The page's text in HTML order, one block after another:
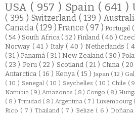
USA ( 957 ) Spain ( 641 )
( 395 ) Switzerland ( 139 )
Canada ( 129 )France ( 97 )Portugal
( 54 ) South Africa ( 52 )Finland ( 46 )
Norway ( 41 ) Italy ( 40 ) Netherlands (
( 31 )Panamá ( 31 ) New Zealand ( 30 )
( 23 ) Peru ( 22 ) Scotland ( 21 ) China ( 20
Antarctica ( 16 ) Kenya ( 15 ) Japan ( 12 )
( 10 ) Senegal ( 10 ) Seychelles ( 10 ) Chile (
Namibia ( 9 ) Amazonas ( 8 ) Congo ( 8 )
( 8 ) Trinidad ( 8 ) Argentina ( 7 ) Luxembourg
Rico ( 7 ) Thailand ( 7 ) Belize ( 6 ) Doñana